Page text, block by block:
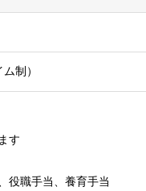
制）
す
役職手当、養育手当